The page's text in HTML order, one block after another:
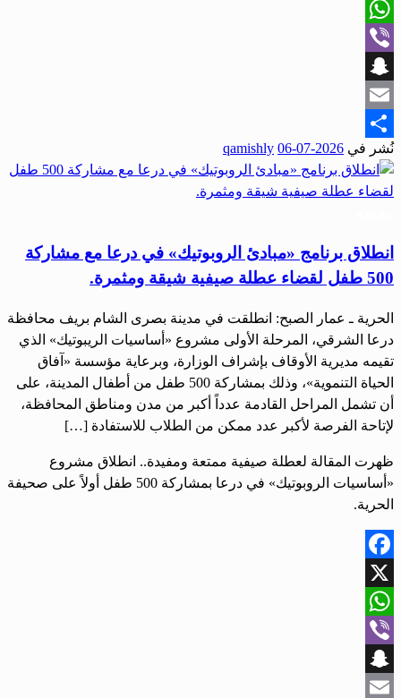
X
WhatsApp
Viber
Snapchat
Email
Share
نُشر في 2026-07-06
qamishly
انطلاق برنامج «مبادئ الروبوتيك» في درعا مع مشاركة
500 طفل لقضاء عطلة صيفية شيقة ومثمرة.
الحرية ـ عمار الصبح: انطلقت في مدينة بصرى الشام بريف محافظة
درعا الشرقي، المرحلة الأولى مشروع «أساسيات الريبوتيك» الذي
تقيمه مديرية الأوقاف بإشراف الوزارة، وبرعاية مؤسسة «آفاق
الحياة التنموية»، وذلك بمشاركة 500 طفل من أطفال المدينة، على
أن تشمل المراحل القادمة عدداً أكبر من مدن ومناطق المحافظة،
لإتاحة الفرصة لأكبر عدد ممكن من الطلاب للاستفادة […]
ظهرت المقالة لعطلة صيفية ممتعة ومفيدة.. انطلاق مشروع
«أساسيات الروبوتيك» في درعا بمشاركة 500 طفل أولاً على صحيفة
الحرية.
Facebook
X
WhatsApp
Viber
Snapchat